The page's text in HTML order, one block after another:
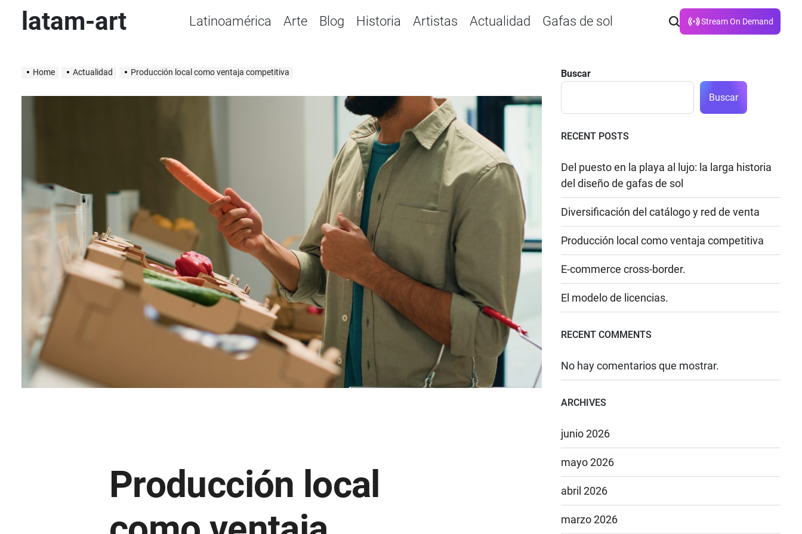
latam-art Latinoamérica Arte Blog Historia Artistas Actualidad Gafas de sol Stream On Demand
Home Actualidad Producción local como ventaja competitiva
Producción local
Buscar
Buscar
RECENT POSTS
Del puesto en la playa al lujo: la larga historia
del diseño de gafas de sol
Diversificación del catálogo y red de venta
Producción local como ventaja competitiva
E-commerce cross-border.
El modelo de licencias.
RECENT COMMENTS
No hay comentarios que mostrar.
ARCHIVES
junio 2026
mayo 2026
abril 2026
marzo 2026